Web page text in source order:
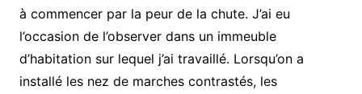
à commencer par la peur de la chute. J’ai eu
l’occasion de l’observer dans un immeuble
d’habitation sur lequel j’ai travaillé. Lorsqu’on a
installé les nez de marches contrastés, les